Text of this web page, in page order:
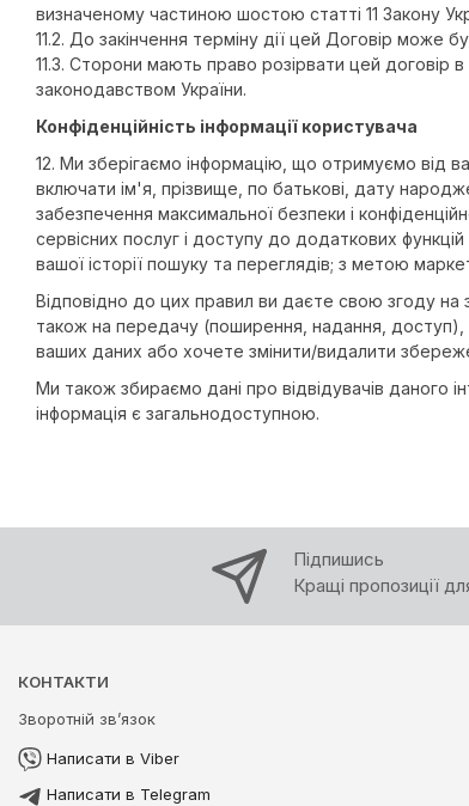
визначеному частиною шостою статті 11 Закону
11.2. До закінчення терміну дії цей Договір
11.3. Сторони мають право розірвати цей договір
законодавством України.
Конфіденційність інформації користувача
12. Ми зберігаємо інформацію, що отримуємо від
включати ім'я, прізвище, по батькові, дату
забезпечення максимальної безпеки і
сервісних послуг і доступу до додаткових функцій
вашої історії пошуку та переглядів; з метою
Відповідно до цих правил ви даєте свою згоду на
також на передачу (поширення, надання, доступ),
ваших даних або хочете змінити/видалити
Ми також збираємо дані про відвідувачів даного
інформація є загальнодоступною.
Підпишись
Кращі пропозиції
КОНТАКТИ
Зворотній зв’язок
Написати в Viber
Написати в Telegram